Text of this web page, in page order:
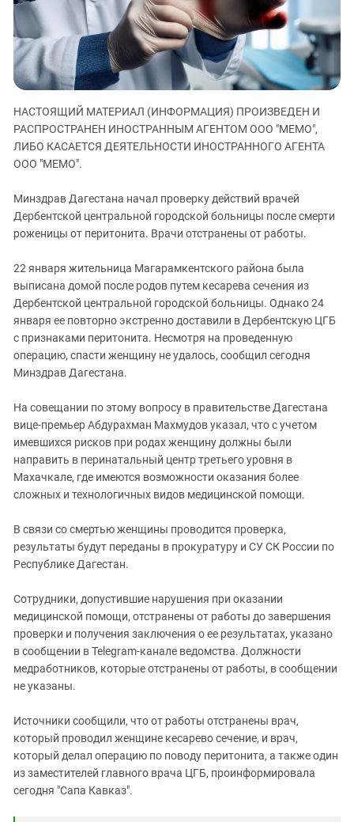
ЗАСТАВЛЯЕТ
КАВКАЗ ЗА ПАЛЕСТИНУ
ИНАКОМЫСЛИЕ В ЧЕЧНЕ
ПРЕСЛЕДОВАНИЕ АКТИВИСТОВ
МОБИЛИЗАЦИЯ И ПРОТЕСТЫ
Дагестан
Ингушетия
Кабардино-Балкария
Калмыкия
Карачаево-Черкесия
Краснодарский край
Нагорный Карабах
Ростовская область
Северная Осетия - Алания
Ставропольский край
Чечня
Южный Кавказ
ЮФО
НАСТОЯЩИЙ МАТЕРИАЛ (ИНФОРМАЦИЯ) ПРОИЗВЕДЕН И
РАСПРОСТРАНЕН ИНОСТРАННЫМ АГЕНТОМ ООО "МЕМО",
ЛИБО КАСАЕТСЯ ДЕЯТЕЛЬНОСТИ ИНОСТРАННОГО АГЕНТА
ООО "МЕМО".
Минздрав Дагестана начал проверку действий врачей
Дербентской центральной городской больницы после смерти
роженицы от перитонита. Врачи отстранены от работы.
22 января жительница Магарамкентского района была
выписана домой после родов путем кесарева сечения из
Дербентской центральной городской больницы. Однако 24
января ее повторно экстренно доставили в Дербентскую ЦГБ
с признаками перитонита. Несмотря на проведенную
операцию, спасти женщину не удалось, сообщил сегодня
Минздрав Дагестана.
На совещании по этому вопросу в правительстве Дагестана
вице-премьер Абдурахман Махмудов указал, что с учетом
имевшихся рисков при родах женщину должны были
направить в перинатальный центр третьего уровня в
Махачкале, где имеются возможности оказания более
сложных и технологичных видов медицинской помощи.
В связи со смертью женщины проводится проверка,
результаты будут переданы в прокуратуру и СУ СК России по
Республике Дагестан.
Сотрудники, допустившие нарушения при оказании
медицинской помощи, отстранены от работы до завершения
проверки и получения заключения о ее результатах, указано
в сообщении в Telegram-канале ведомства. Должности
медработников, которые отстранены от работы, в сообщении
не указаны.
Источники сообщили, что от работы отстранены врач,
который проводил женщине кесарево сечение, и врач,
который делал операцию по поводу перитонита, а также один
из заместителей главного врача ЦГБ, проинформировала
сегодня "Сапа Кавказ".